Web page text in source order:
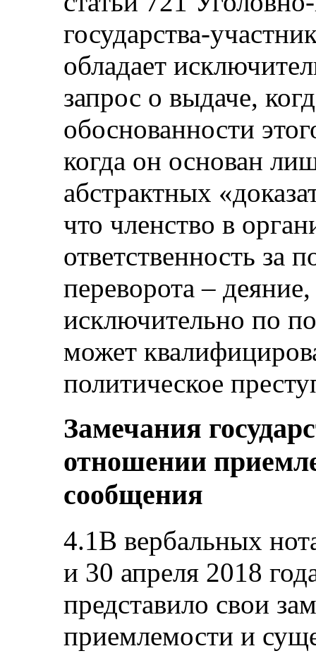
государства-
обладает
запрос о выдаче,
обоснованности
когда он основан
абстрактных
что членство в
ответственность за
переворота –
исключительно по
может
политическое
Замечания
отношении
сообщения
4.1В вербальных
и 30 апреля 2018
представило свои
приемлемости и